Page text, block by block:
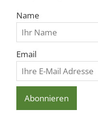
Name
Email